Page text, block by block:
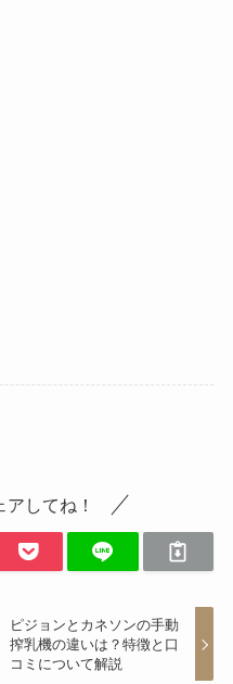
してね！
ピジョンとカネソンの手動
搾乳機の違いは？特徴と口
コミについて解説